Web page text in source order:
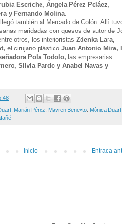
Escriche, Ángela Pérez Peláez,
y Fernando Molina
también al Mercado de Colón. Allí
maridadas con quesos de autor de
otros, los interioristas Zdenka Lara,
el cirujano plástico Juan Antonio Mira,
Pola Todolo, las empresarias
Silvia Pardo y Anabel Navas y
Marián Pérez Mayren Beneyto Mónica Duart
Entrada
Inicio